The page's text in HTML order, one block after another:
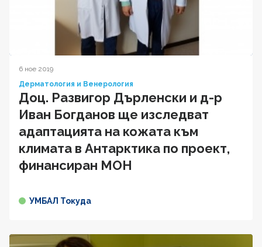
6 ное 2019
Дерматология и Венерология
Доц. Развигор Дърленски и д-р
Иван Богданов ще изследват
адаптацията на кожата към
климата в Антарктика по проект,
финансиран МОН
УМБАЛ Токуда